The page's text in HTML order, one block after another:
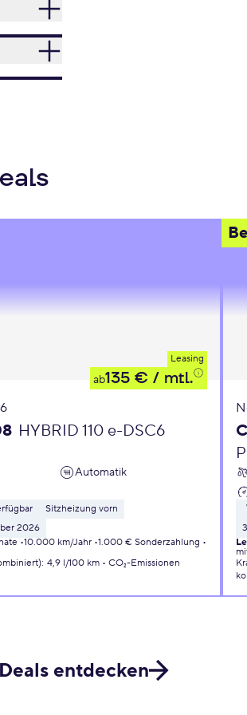
Leasing
ab135 € / mtl.
HYBRID 110 e-DSC6
Automatik
Sitzheizung vorn
2026
10.000 km/Jahr 1.000 € Sonderzahlung
: 4,9 l/100 km
CO₂-Emissionen
entdecken